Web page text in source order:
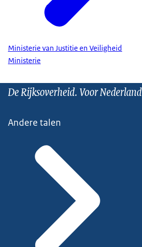
Ministerie van Justitie en Veiligheid
Ministerie
De Rijksoverheid. Voor Nederland
Andere talen